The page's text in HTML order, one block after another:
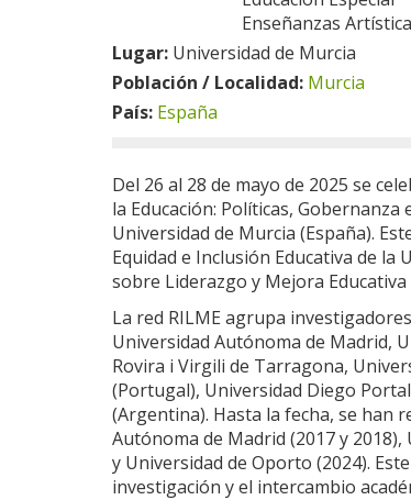
Enseñanzas
Lugar: Universidad de Murcia
Población / Localidad: Murcia
País: España
Del 26 al 28 de mayo de 2025 se
la Educación: Políticas, Gobernanza
Universidad de Murcia (España).
Equidad e Inclusión Educativa de
sobre Liderazgo y Mejora Educativa
La red RILME agrupa
Universidad Autónoma de Madrid,
Rovira i Virgili de Tarragona,
(Portugal), Universidad Diego
(Argentina). Hasta la fecha, se han
Autónoma de Madrid (2017 y
y Universidad de Oporto (2024).
investigación y el intercambio